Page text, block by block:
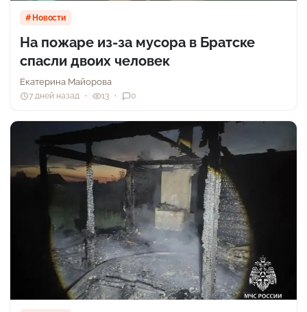
Новости
На пожаре из-за мусора в Братске
спасли двоих человек
Екатерина Майорова
7 дней назад 13 0